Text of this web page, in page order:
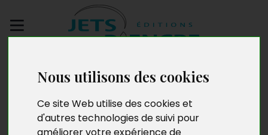
Nous utilisons des cookies
Ce site Web utilise des cookies et
d'autres technologies de suivi pour
améliorer votre expérience de
manuscrit
Puisque